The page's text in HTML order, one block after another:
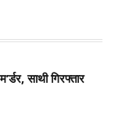
साथी गिरफ्तार